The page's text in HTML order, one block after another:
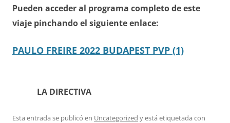
Pueden acceder al programa completo de este
viaje pinchando el siguiente enlace:
PAULO FREIRE 2022 BUDAPEST PVP (1)
LA DIRECTIVA
Esta entrada se publicó en Uncategorized y está etiquetada con